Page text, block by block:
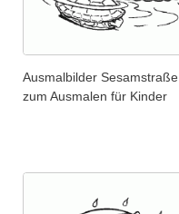
Ausmalbilder Sesamstraße
zum Ausmalen für Kinder